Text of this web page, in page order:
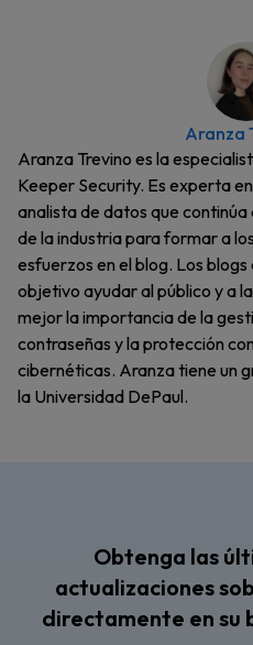
Aranza
Aranza Trevino es la
Keeper Security. Es experta
analista de datos que
de la industria para formar a
esfuerzos en el blog. Los
objetivo ayudar al público y a
mejor la importancia de la
contraseñas y la protección
cibernéticas. Aranza tiene un
la Universidad DePaul.
Obtenga las
actualizaciones
directamente en su